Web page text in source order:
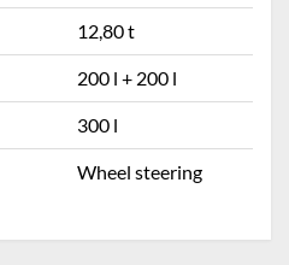
12,80 t
200 l + 200 l
300 l
Wheel steering